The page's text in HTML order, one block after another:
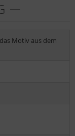
Motiv aus dem